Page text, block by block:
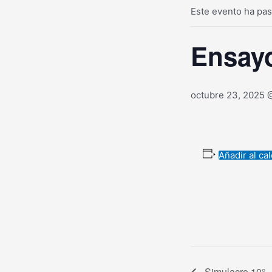
Este evento ha
octubre 23, 2025
Añadir al